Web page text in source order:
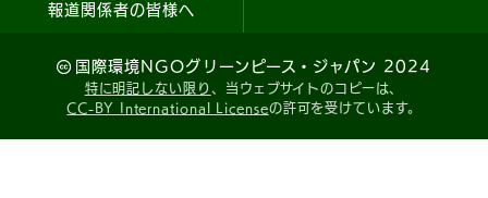
報道関係者の皆様へ
国際環境NGOグリーンピース・ジャパン 2024
特に明記しない限り 、当ウェブサイトのコピーは、
CC-BY International Licenseの許可を受けています。